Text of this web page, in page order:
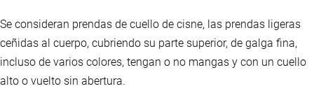
Se consideran prendas de cuello de cisne, las prendas ligeras
ceñidas al cuerpo, cubriendo su parte superior, de galga fina,
incluso de varios colores, tengan o no mangas y con un cuello
alto o vuelto sin abertura.